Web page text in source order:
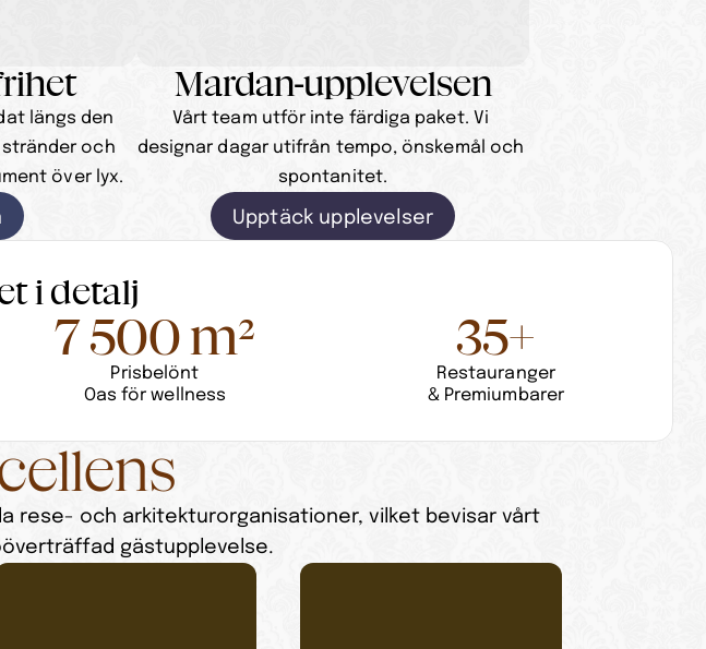
längs den
och
över lyx.
Mardan-upplevelsen
Vårt team utför inte färdiga paket. Vi
designar dagar utifrån tempo, önskemål och
spontanitet.
Upptäck upplevelser
i detalj
7 500 m²
Prisbelönt
Oas för wellness
35+
Restauranger
& Premiumbarer
rese- och arkitekturorganisationer, vilket bevisar vårt
gästupplevelse.